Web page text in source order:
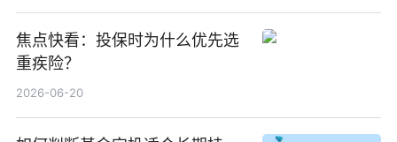
焦点快看：投保时为什么优先选
重疾险？
2026-06-20